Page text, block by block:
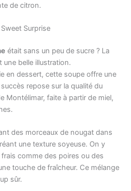
de citron.
Surprise
était sans un peu de sucre ? La
une belle illustration.
en dessert, cette soupe offre une
repose sur la qualité du
Montélimar, faite à partir de miel,
des morceaux de nougat dans
une texture soyeuse. On y
comme des poires ou des
touche de fraîcheur. Ce mélange
sûr.